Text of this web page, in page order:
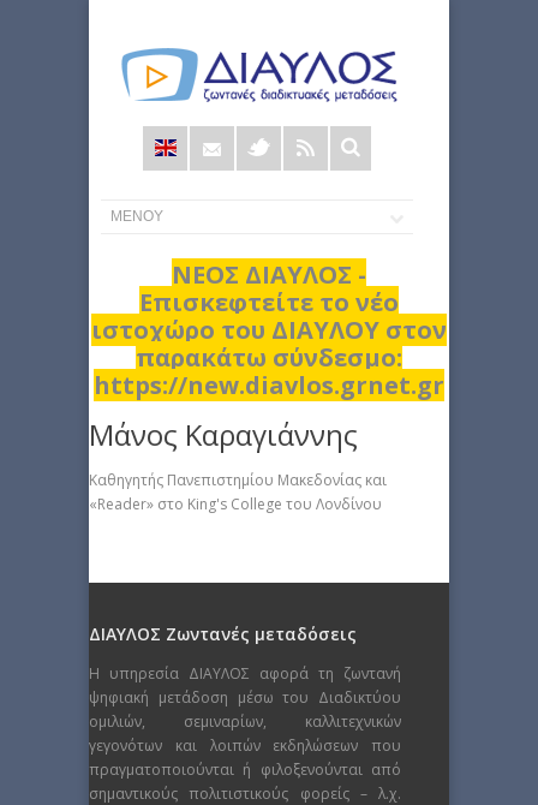
Φόρμα
αναζήτησης
ΝΕΟΣ ΔΙΑΥΛΟΣ -
Επισκεφτείτε το νέο
ιστοχώρο του ΔΙΑΥΛΟΥ στον
παρακάτω σύνδεσμο:
https://new.diavlos.grnet.gr
Μάνος Καραγιάννης
Καθηγητής Πανεπιστημίου Μακεδονίας και
«Reader» στο King's College του Λονδίνου
ΔΙΑΥΛΟΣ Ζωντανές μεταδόσεις
Η υπηρεσία ΔΙΑΥΛΟΣ αφορά τη ζωντανή
ψηφιακή μετάδοση μέσω του Διαδικτύου
ομιλιών, σεμιναρίων, καλλιτεχνικών
γεγονότων και λοιπών εκδηλώσεων που
πραγματοποιούνται ή φιλοξενούνται από
σημαντικούς πολιτιστικούς φορείς – λ.χ.